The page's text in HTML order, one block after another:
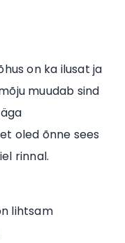
on ka ilusat ja
muudab sind
oled õnne sees
rinnal.
lihtsam